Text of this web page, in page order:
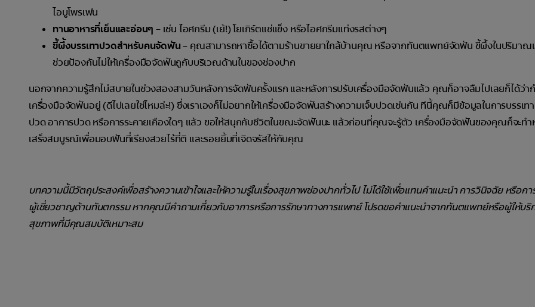
ไอบูโพรเฟน
ทานอาหารที่เย็นและอ่อนๆ – เช่น ไอศกรีม (เย้!) โยเกิร์ตแช่แข็ง หรือไอศกรีมแท่งรสต่างๆ
ขี้ผึ้งบรรเทาปวดสำหรับคนจัดฟัน– คุณสามารถหาซื้อได้ตามร้านขายยาใกล้บ้านคุณ หรือจากทันตแพทย์จัดฟัน ขี้ผึ้งในปริมาณ
ช่วยป้องกันไม่ให้เครื่องมือจัดฟันถูกับบริเวณด้านในของช่องปาก
นอกจากความรู้สึกไม่สบายในช่วงสองสามวันหลังการจัดฟันครั้งแรก และหลังการปรับเครื่องมือจัดฟันแล้ว คุณก็อาจลืมไปเลยก็ได้ว่า
เครื่องมือจัดฟันอยู่ (ดีไปเลยใช่ไหมล่ะ!) ซึ่งเราเองก็ไม่อยากให้เครื่องมือจัดฟันสร้างความเจ็บปวดเช่นกัน ทีนี้คุณก็มีข้อมูลในการบรรเท
ปวด อาการปวด หรือการระคายเคืองใดๆ แล้ว ขอให้สนุกกับชีวิตในขณะจัดฟันนะ แล้วก่อนที่คุณจะรู้ตัว เครื่องมือจัดฟันของคุณก็จะท
เสร็จสมบูรณ์เพื่อมอบฟันที่เรียงสวยไร้ที่ติ และรอยยิ้มที่เจิดจรัสให้กับคุณ
บทความนี้มีวัตถุประสงค์เพื่อสร้างความเข้าใจและให้ความรู้ในเรื่องสุขภาพช่องปากทั่วไป ไม่ได้ใช้เพื่อแทนคำแนะนำ การวินิจฉัย หรือกา
ผู้เชี่ยวชาญด้านทันตกรรม หากคุณมีคำถามเกี่ยวกับอาการหรือการรักษาทางการแพทย์ โปรดขอคำแนะนำจากทันตแพทย์หรือผู้ให้บริ
สุขภาพที่มีคุณสมบัติเหมาะสม